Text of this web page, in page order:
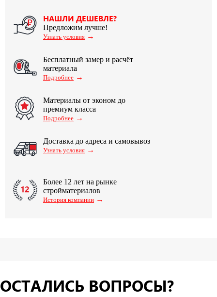
НАШЛИ ДЕШЕВЛЕ?
Предложим лучше!
Узнать условия →
Бесплатный замер и расчёт
материала
Подробнее →
Материалы от эконом до
премиум класса
Подробнее →
Доставка до адреса и самовывоз
Узнать условия →
Более 12 лет на рынке
стройматериалов
История компании →
ОСТАЛИСЬ ВОПРОСЫ?